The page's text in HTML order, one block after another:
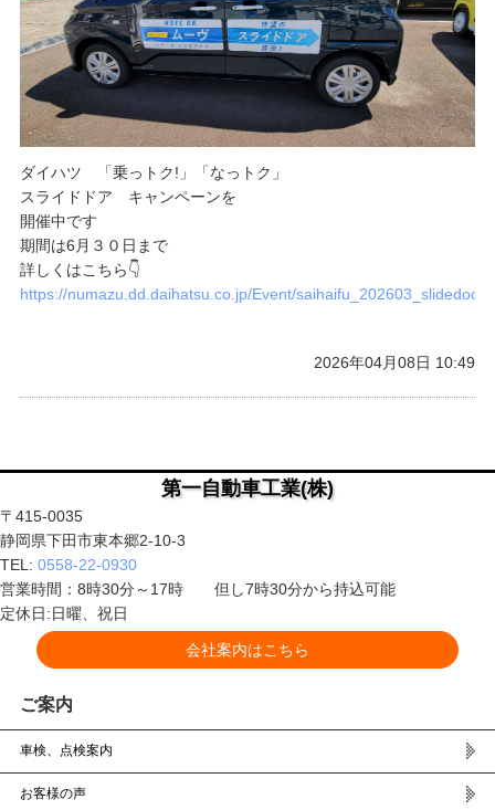
ダイハツ 「乗っトク!」「なっトク」
スライドドア キャンペーンを
開催中です
期間は6月３０日まで
詳しくはこちら👇
https://numazu.dd.daihatsu.co.jp/Event/
2026年04月08日 10:49
第一自動車工業(株)
〒415-0035
静岡県下田市東本郷2-10-3
TEL: 0558-22-0930
営業時間：8時30分～17時 但し7時30分から持込可能
定休日:日曜、祝日
会社案内はこちら
ご案内
車検、点検案内
お客様の声